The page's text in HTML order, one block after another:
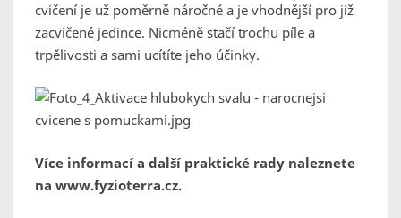
cvičení je už poměrně náročné a je vhodnější pro již
zacvičené jedince. Nicméně stačí trochu píle a
trpělivosti a sami ucítíte jeho účinky.
Více informací a další praktické rady naleznete
na www.fyzioterra.cz.